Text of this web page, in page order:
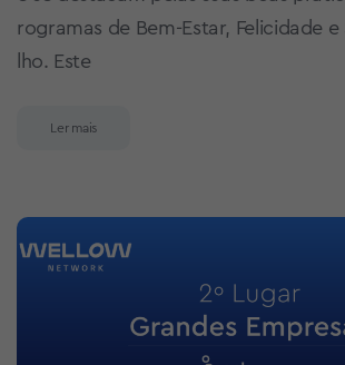
rogramas de Bem-Estar, Felicidade e
lho. Este
Ler mais